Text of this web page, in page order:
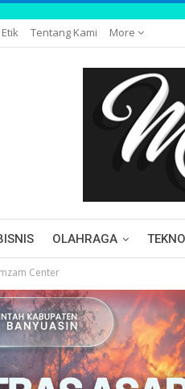
Tentang Kami More
OLAHRAGA
Center